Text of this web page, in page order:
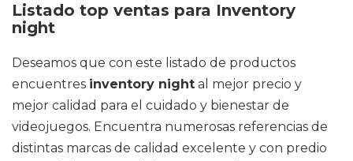
Listado top ventas para Inventory
night
Deseamos que con este listado de productos
encuentres inventory night al mejor precio y
mejor calidad para el cuidado y bienestar de
videojuegos. Encuentra numerosas referencias de
distintas marcas de calidad excelente y con predio